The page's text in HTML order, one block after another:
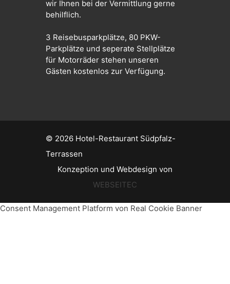
wir Ihnen bei der Vermittlung gerne
behilflich.
3 Reisebusparkplätze, 80 PKW-
Parkplätze und seperate Stellplätze
für Motorräder stehen unseren
Gästen kostenlos zur Verfügung.
© 2026 Hotel-Restaurant Südpfalz-
Terrassen
Konzeption und Webdesign von
WEBSEITEC
Consent Management Platform von Real Cookie Banner